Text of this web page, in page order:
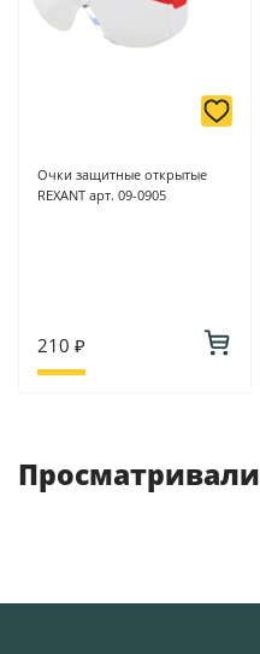
Очки защитные открытые
REXANT арт. 09-0905
210 ₽
Просматривали